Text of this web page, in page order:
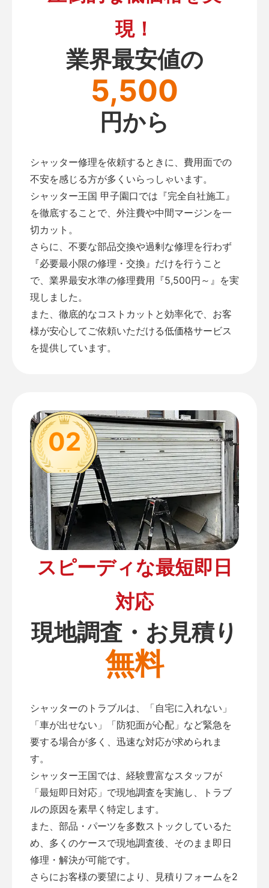
現！
業界最安値の
5,500
円から
シャッター修理を依頼するときに、費用面での
不安を感じる方が多くいらっしゃいます。
シャッター王国 甲子園口では『完全自社施工』
を徹底することで、外注費や中間マージンを一
切カット。
さらに、不要な部品交換や過剰な修理を行わず
『必要最小限の修理・交換』だけを行うこと
で、業界最安水準の修理費用『5,500円～』を実
現しました。
また、徹底的なコストカットと効率化で、お客
様が安心してご依頼いただける低価格サービス
を提供しています。
02
スピーディな最短即日
対応
現地調査・お見積り
無料
シャッターのトラブルは、「自宅に入れない」
「車が出せない」「防犯面が心配」など緊急を
要する場合が多く、迅速な対応が求められま
す。
シャッター王国では、経験豊富なスタッフが
「最短即日対応」で現地調査を実施し、トラブ
ルの原因を素早く特定します。
また、部品・パーツを多数ストックしているた
め、多くのケースで現地調査後、そのまま即日
修理・解決が可能です。
さらにお客様の要望により、見積りフォームを2